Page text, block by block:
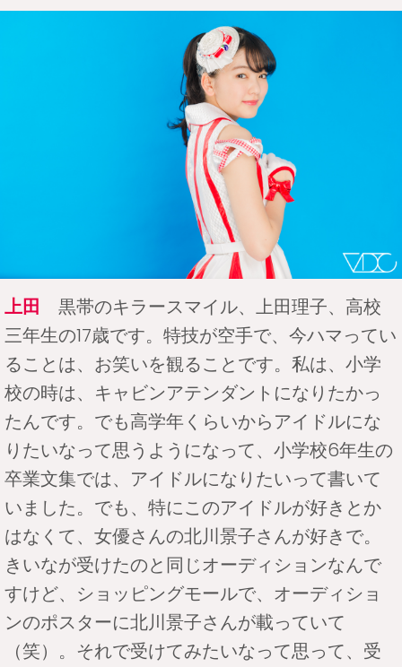
上田 黒帯のキラースマイル、上田理子、高校
三年生の17歳です。特技が空手で、今ハマってい
ることは、お笑いを観ることです。私は、小学
校の時は、キャビンアテンダントになりたかっ
たんです。でも高学年くらいからアイドルにな
りたいなって思うようになって、小学校6年生の
卒業文集では、アイドルになりたいって書いて
いました。でも、特にこのアイドルが好きとか
はなくて、女優さんの北川景子さんが好きで。
きいなが受けたのと同じオーディションなんで
すけど、ショッピングモールで、オーディショ
ンのポスターに北川景子さんが載っていて
（笑）。それで受けてみたいなって思って、受